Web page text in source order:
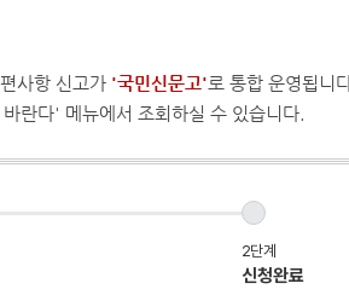
사항 신고가 '국민신문고'로 통합 운영됩니
란다' 메뉴에서 조회하실 수 있습니다.